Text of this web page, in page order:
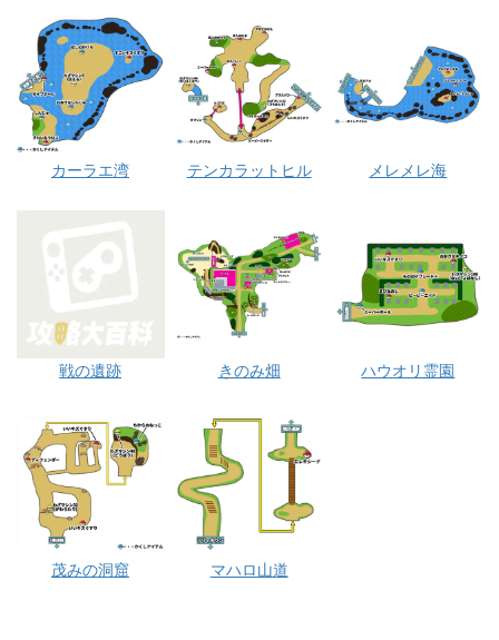
カーラエ湾 テンカラットヒル メレメレ海
戦の遺跡 きのみ畑 ハウオリ霊園
茂みの洞窟 マハロ山道